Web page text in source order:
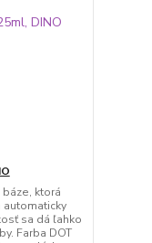
ktorá
automaticky
sa dá ľahko
Farba DOT